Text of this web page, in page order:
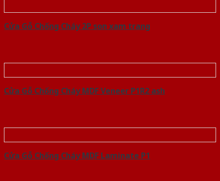
Cửa Gỗ Chống Cháy 2P son xam trang
Cửa Gỗ Chống Cháy MDF Veneer P1R2 ash
Cửa Gỗ Chống Cháy MDF Laminate P1